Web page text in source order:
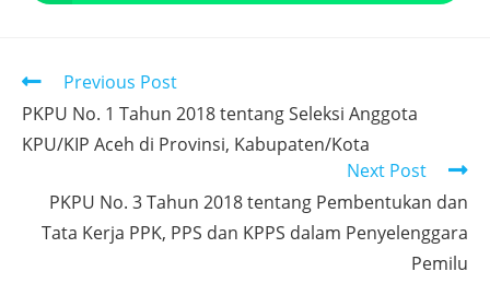
Previous Post
PKPU No. 1 Tahun 2018 tentang Seleksi Anggota
KPU/KIP Aceh di Provinsi, Kabupaten/Kota
Next Post
PKPU No. 3 Tahun 2018 tentang Pembentukan dan
Tata Kerja PPK, PPS dan KPPS dalam Penyelenggara
Pemilu